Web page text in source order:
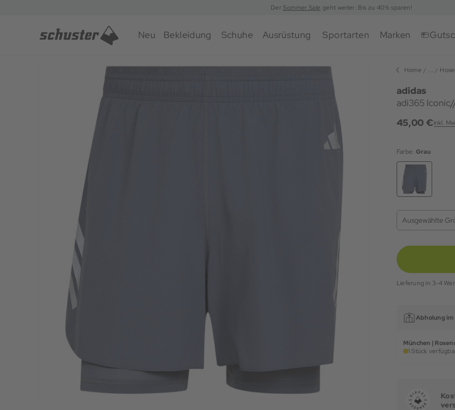
DerSommer Sale geht weiter: Bis zu 40% sparen!
Neu Bekleidung Schuhe Ausrüstung Sportarten Marken
Home ...
adidas
adi365
45,00 €inkl.
Farbe: Grau
Ausgewählte
Lieferung in 3-4
Abholung im
München |
1 Stück